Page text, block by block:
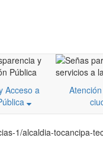
Acceso a
1/alcaldia-tocancipa-